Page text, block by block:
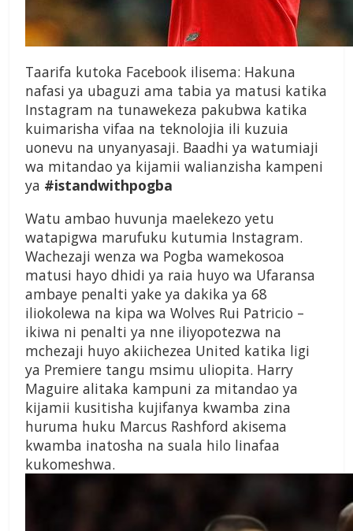
Taarifa kutoka Facebook ilisema: Hakuna
nafasi ya ubaguzi ama tabia ya matusi katika
Instagram na tunawekeza pakubwa katika
kuimarisha vifaa na teknolojia ili kuzuia
uonevu na unyanyasaji. Baadhi ya watumiaji
wa mitandao ya kijamii walianzisha kampeni
ya #istandwithpogba
Watu ambao huvunja maelekezo yetu
watapigwa marufuku kutumia Instagram.
Wachezaji wenza wa Pogba wamekosoa
matusi hayo dhidi ya raia huyo wa Ufaransa
ambaye penalti yake ya dakika ya 68
iliokolewa na kipa wa Wolves Rui Patricio –
ikiwa ni penalti ya nne iliyopotezwa na
mchezaji huyo akiichezea United katika ligi
ya Premiere tangu msimu uliopita. Harry
Maguire alitaka kampuni za mitandao ya
kijamii kusitisha kujifanya kwamba zina
huruma huku Marcus Rashford akisema
kwamba inatosha na suala hilo linafaa
kukomeshwa.